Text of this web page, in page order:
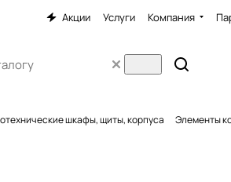
Акции Услуги Компания
шкафы, щиты, корпуса Элементы